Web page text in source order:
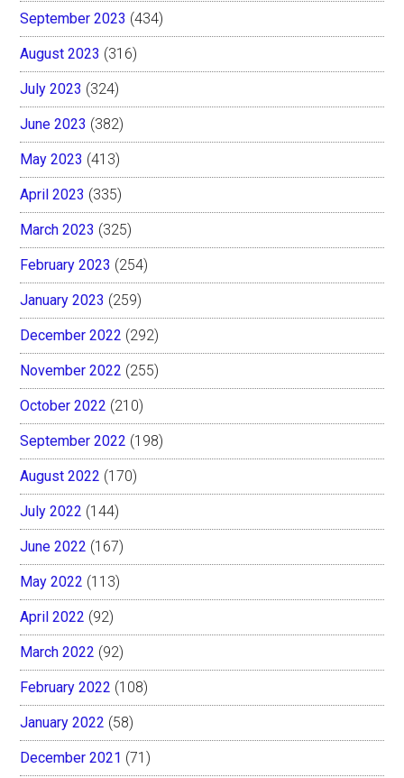
September 2023 (434)
August 2023 (316)
July 2023 (324)
June 2023 (382)
May 2023 (413)
April 2023 (335)
March 2023 (325)
February 2023 (254)
January 2023 (259)
December 2022 (292)
November 2022 (255)
October 2022 (210)
September 2022 (198)
August 2022 (170)
July 2022 (144)
June 2022 (167)
May 2022 (113)
April 2022 (92)
March 2022 (92)
February 2022 (108)
January 2022 (58)
December 2021 (71)